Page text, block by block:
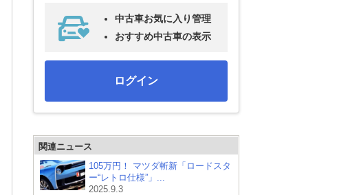
中古車お気に入り管理
おすすめ中古車の表示
ログイン
関連ニュース
105万円！ マツダ斬新「ロードスタ
ー“レトロ仕様”」...
2025.9.3